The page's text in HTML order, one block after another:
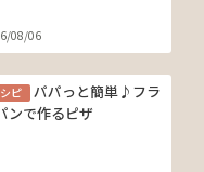
08/06
ピ
パパっと簡単♪フラ
ンで作るピザ